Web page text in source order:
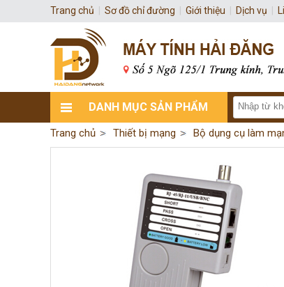
DANH MỤC SẢN PHẨM
Trang chủ Thiết bị mạng Bộ dụng cụ làm
Trang chủ Sơ đồ chỉ đường Giới thiệu Dịch vụ